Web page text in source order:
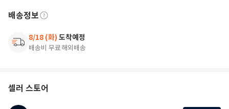
배송정보
8/18 (화) 도착예정
배송비 무료해외배송
셀러 스토어